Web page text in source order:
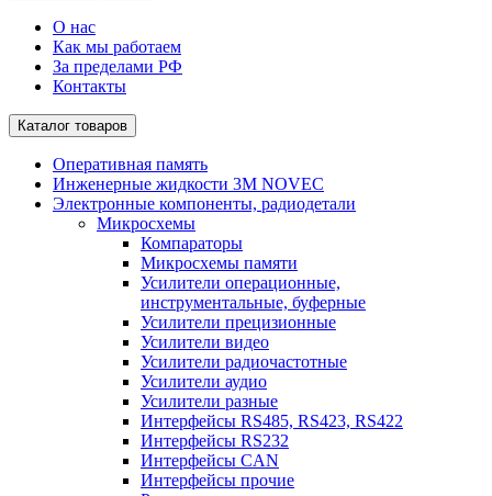
О нас
Как мы работаем
За пределами РФ
Контакты
Каталог товаров
Оперативная память
Инженерные жидкости 3M NOVEC
Электронные компоненты, радиодетали
Микросхемы
Компараторы
Микросхемы памяти
Усилители операционные,
инструментальные, буферные
Усилители прецизионные
Усилители видео
Усилители радиочастотные
Усилители аудио
Усилители разные
Интерфейсы RS485, RS423, RS422
Интерфейсы RS232
Интерфейсы CAN
Интерфейсы прочие